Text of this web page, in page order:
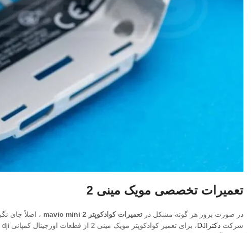
تعمیرات تخصصی مویک مینی 2
در صورت بروز هر گونه مشکل در تعمیرات کوادکوپتر mavic mini 2
شرکت دکترDJI